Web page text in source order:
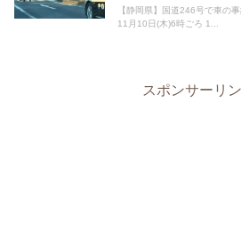
【静岡県】国道246号で車の
11月10日(木)6時ごろ 1...
スポンサーリ